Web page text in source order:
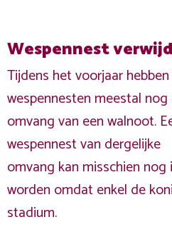
Wespennest
Tijdens het voorjaar
wespennesten meestal
omvang van een walnoot.
wespennest van dergelijke
omvang kan misschien
worden omdat enkel de
stadium.